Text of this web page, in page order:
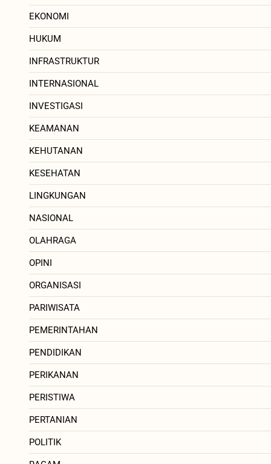
EKONOMI
HUKUM
INFRASTRUKTUR
INTERNASIONAL
INVESTIGASI
KEAMANAN
KEHUTANAN
KESEHATAN
LINGKUNGAN
NASIONAL
OLAHRAGA
OPINI
ORGANISASI
PARIWISATA
PEMERINTAHAN
PENDIDIKAN
PERIKANAN
PERISTIWA
PERTANIAN
POLITIK